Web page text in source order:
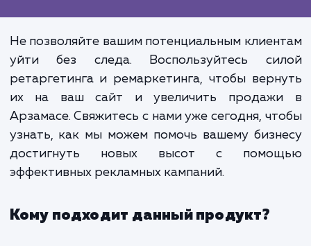
к деталям и постоянного
Но его эффективность может
удивительной.
настроенные кампании
ремаркетинга не только
продажи, но и улучшают
взаимодействие с
положительное впечатление о